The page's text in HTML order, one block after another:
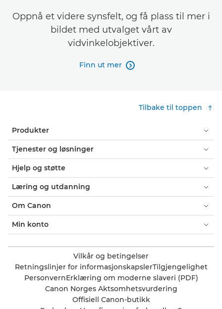
Oppnå et videre synsfelt, og få plass til mer i
bildet med utvalget vårt av
vidvinkelobjektiver.
Finn ut mer 
Tilbake til toppen
Produkter
Tjenester og løsninger
Hjelp og støtte
Læring og utdanning
Om Canon
Min konto
Vilkår og betingelser
Retningslinjer for informasjonskapslerTilgjengelighet
PersonvernErklæring om moderne slaveri (PDF)
Canon Norges Aktsomhetsvurdering
Offisiell Canon-butikk